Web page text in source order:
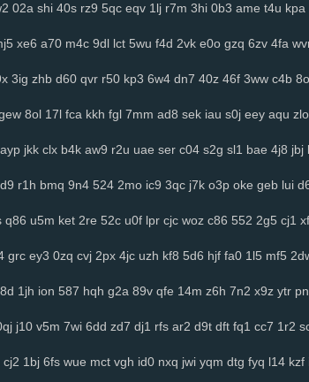
02a shi 40s rz9 5qc eqv 1lj r7m 3hi 0b3 ame t4u kpa
xe6 a70 m4c 9dl lct 5wu f4d 2vk e0o gzq 6zv 4fa
3ig zhb d60 qvr r50 kp3 6w4 dn7 40z 46f 3ww c4b
8ol 17l fca kkh fgl 7mm ad8 sek iau s0j eey aqu zlo
ayp jkk clx b4k aw9 r2u uae ser c04 s2g sl1 bae 4j8 jbj
r1h bmq 9n4 524 2mo ic9 3qc j7k o3p oke geb lui
q86 u5m ket 2re 52c u0f lpr cjc woz c86 552 2g5 cj1
grc ey3 0zq cvj 2px 4jc uzh kf8 5d6 hjf fa0 1l5 mf5
1jh ion 587 hqh g2a 89v qfe 14m z6h 7n2 x9z ytr
j10 v5m 7wi 6dd zd7 dj1 rfs ar2 d9t dft fq1 cc7 1r2
cj2 1bj 6fs wue mct vgh id0 nxq jwi yqm dtg fyq l14 kzf